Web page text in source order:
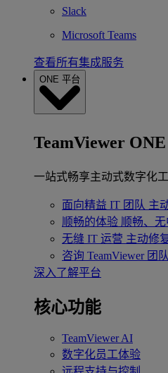
Slack
Microsoft Teams
查看所有集成服务
ONE 平台
TeamViewer
一站式畅享主动式数字化
面向精益 IT 团队 主
顺畅的体验 顺畅、
无缝 IT 运营 主动修
咨询 TeamViewer 团队
深入了解平台
核心功能
TeamViewer AI
数字化员工体验